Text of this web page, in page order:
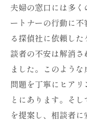
夫婦の窓口には多
ートナーの行動に
る探偵社に依頼し
談者の不安は解消
ました。このよう
問題を丁寧にヒア
とにあります。そ
を提案し、相談者